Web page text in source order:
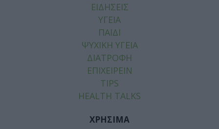
ΕΙΔΗΣΕΙΣ
ΥΓΕΙΑ
ΠΑΙΔΙ
ΨΥΧΙΚΗ ΥΓΕΙΑ
ΔΙΑΤΡΟΦΗ
ΕΠΙΧΕΙΡΕΙΝ
TIPS
HEALTH TALKS
ΧΡΗΣΙΜΑ